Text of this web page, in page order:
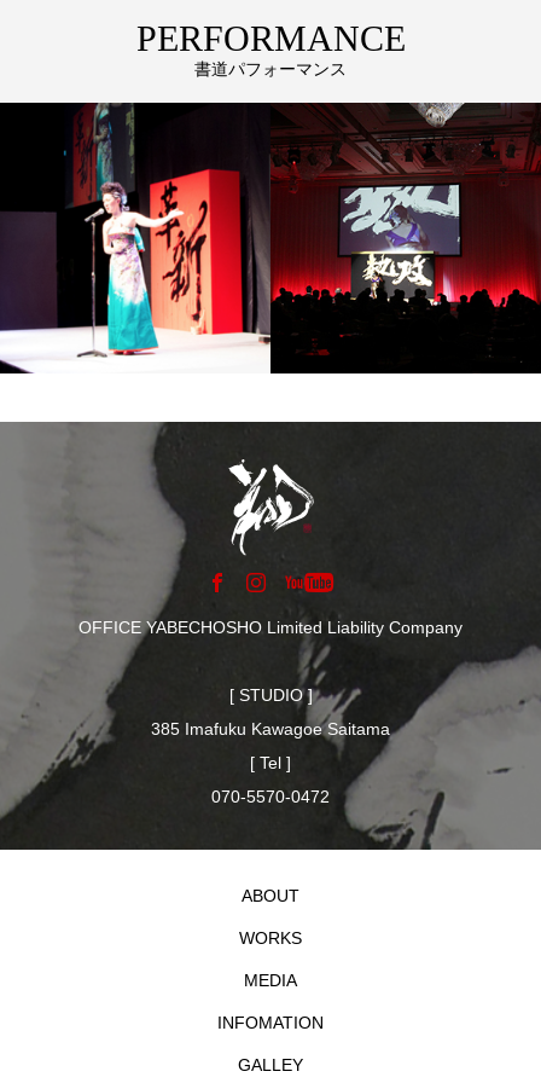
PERFORMANCE
書道パフォーマンス
OFFICE YABECHOSHO Limited Liability Company
[ STUDIO ]
385 Imafuku Kawagoe Saitama
[ Tel ]
070-5570-0472
ABOUT
WORKS
MEDIA
INFOMATION
GALLEY